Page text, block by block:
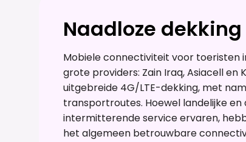
Naadloze
Mobiele connectiviteit voor toeristen
grote providers: Zain Iraq, Asiacell
uitgebreide 4G/LTE-dekking, met
transportroutes. Hoewel landelijke
intermitterende service ervaren,
het algemeen betrouwbare